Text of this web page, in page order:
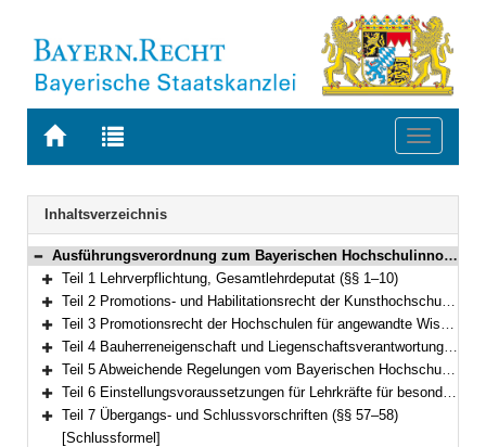
Zur
BAYERN.RECHT
Zur
letzten
Suche
Toggle
Navigation
Inhaltsverzeichnis
Bereich reduzieren
Ausführungsverordnung zum Bayerischen Hochschulinnovationsgesetz (AVBayHIG) Vom 13. Februar 2023 (GVBl. S. 66) BayRS 2030-2-21-WK (§§ 1–58)
Bereich erweitern
Teil 1 Lehrverpflichtung, Gesamtlehrdeputat (§§ 1–10)
Bereich erweitern
Teil 2 Promotions- und Habilitationsrecht der Kunsthochschulen (§§ 11–16)
Bereich erweitern
Teil 3 Promotionsrecht der Hochschulen für angewandte Wissenschaften (§§ 17–20)
Bereich erweitern
Teil 4 Bauherreneigenschaft und Liegenschaftsverantwortung (§§ 21–32)
Bereich erweitern
Teil 5 Abweichende Regelungen vom Bayerischen Hochschulinnovationsgesetz an bayerischen Hochschulen (§§ 33–53)
Bereich erweitern
Teil 6 Einstellungsvoraussetzungen für Lehrkräfte für besondere Aufgaben (§§ 54–56)
Bereich erweitern
Teil 7 Übergangs- und Schlussvorschriften (§§ 57–58)
[Schlussformel]